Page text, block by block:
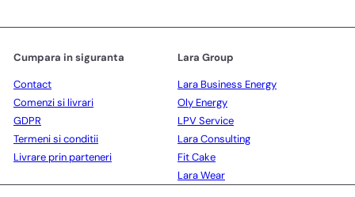
Cumpara in siguranta
Contact
Comenzi si livrari
GDPR
Termeni si conditii
Livrare prin parteneri
Lara Group
Lara Business Energy
Oly Energy
LPV Service
Lara Consulting
Fit Cake
Lara Wear